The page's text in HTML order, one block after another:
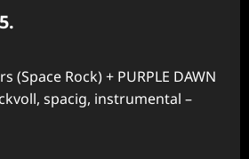
(Space Rock) + PURPLE DAWN
spacig, instrumental –